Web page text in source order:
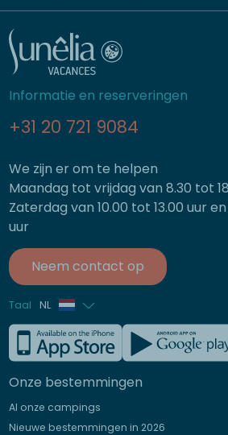
Informatie en reserveringen
+31 20 721 9084
We zijn er om te helpen
Maandag tot vrijdag van 8.30 tot
Zaterdag van 10.00 tot 13.00 uur
uur
Neem contact op
Taal NL
Frans
Engels
Duits
Italiaans
Onze bestemmingen
Al onze campings
Nieuwe bestemmingen in 2026